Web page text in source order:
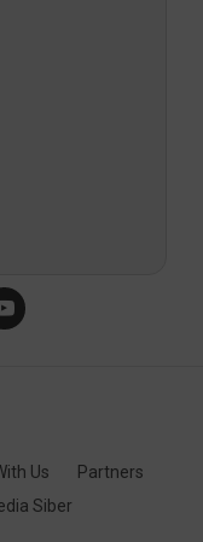
Us
Partners
Siber